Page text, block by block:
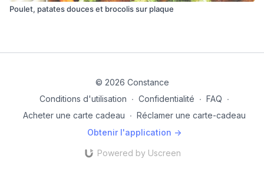
Poulet, patates douces et brocolis sur plaque
© 2026 Constance
Conditions d'utilisation ∙ Confidentialité ∙ FAQ ∙
Acheter une carte cadeau ∙ Réclamer une carte-cadeau
Obtenir l'application ->
Powered by Uscreen